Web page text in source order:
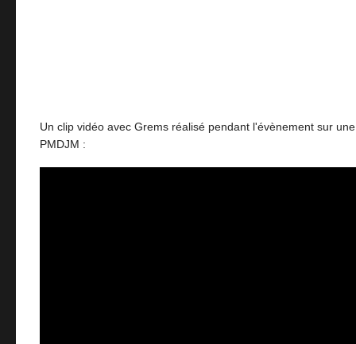
Un clip vidéo avec Grems réalisé pendant l'évènement sur
PMDJM :